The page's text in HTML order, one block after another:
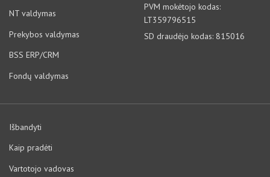
NT valdymas
Prekybos valdymas
BSS ERP/CRM
Fondų valdymas
PVM mokėtojo kodas:
LT359796515
SD draudėjo kodas: 815016
Išbandyti
Kaip pradėti
Vartotojo vadovas